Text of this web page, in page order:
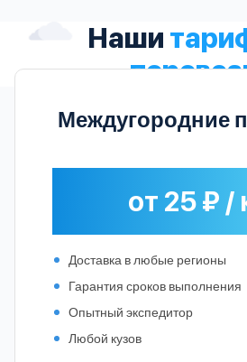
Наши
Междугородние
от 25 ₽ /
Доставка в любые регионы
Гарантия сроков выполнения
Опытный экспедитор
Любой кузов